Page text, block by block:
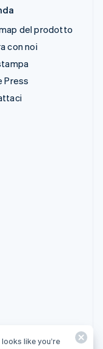
del prodotto
con noi
Press
like you’re